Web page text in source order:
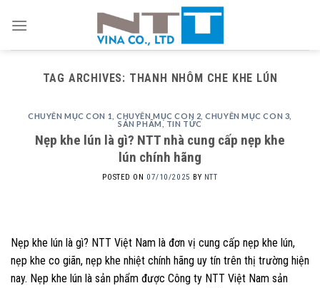
TAG ARCHIVES: THANH NHÔM CHE KHE LÚN
CHUYÊN MỤC CON 1 ,CHUYÊN MỤC CON 2 ,CHUYÊN MỤC CON 3
SẢN PHẨM , TIN TỨC
Nẹp khe lún là gì? NTT nhà cung cấp nẹp khe
lún chính hãng
POSTED ON 07/10/2025 BY NTT
Nẹp khe lún là gì? NTT Việt Nam là đơn vị cung cấp nẹp khe lún,
nẹp khe co giãn, nẹp khe nhiệt chính hãng uy tín trên thị trường hiện
nay. Nẹp khe lún là sản phẩm được Công ty NTT Việt Nam sản